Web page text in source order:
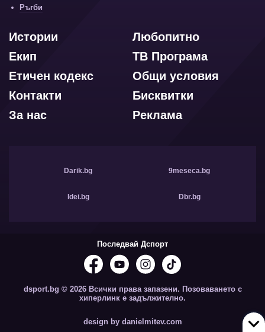
Ръгби
Любопитно
Истории
ТВ Програма
Екип
Общи условия
Етичен кодекс
Бисквитки
Контакти
Реклама
За нас
Darik.bg 9meseca.bg
Idei.bg Dbr.bg
Последвай Дспорт
dsport.bg © 2026 Всички права запазени. Позоваването с
хиперлинк е задължително.
design by danielmitev.com